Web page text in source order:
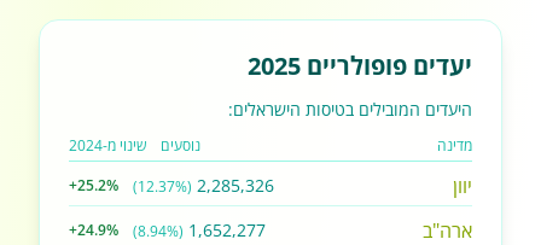
יעדים פופולריים 2025
היעדים המובילים בטיסות הישראלים:
מדינה נוסעים שינוי מ-2024
יוון 2,285,326
(12.37%)
+25.2%
ארה"ב 1,652,277
(8.94%)
+24.9%